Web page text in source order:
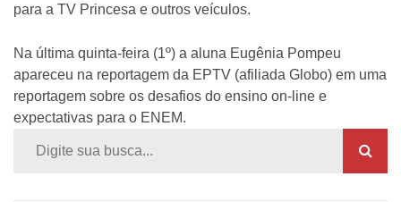
para a TV Princesa e outros veículos.
Na última quinta-feira (1º) a aluna Eugênia Pompeu
apareceu na reportagem da EPTV (afiliada Globo) em uma
reportagem sobre os desafios do ensino on-line e
expectativas para o ENEM.